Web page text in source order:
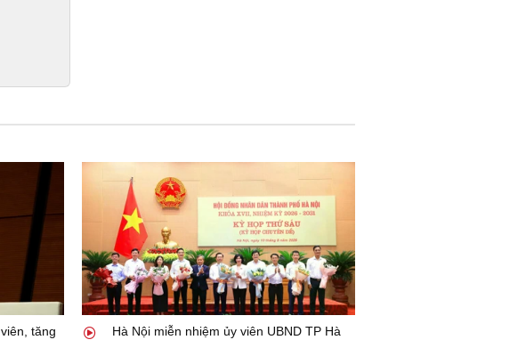
tăng
Hà Nội miễn nhiệm ủy viên UBND TP Hà